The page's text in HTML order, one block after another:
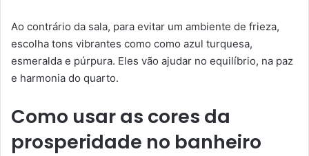
Ao contrário da sala, para evitar um ambiente de frieza,
escolha tons vibrantes como como azul turquesa,
esmeralda e púrpura. Eles vão ajudar no equilíbrio, na paz
e harmonia do quarto.
Como usar as cores da
prosperidade no banheiro